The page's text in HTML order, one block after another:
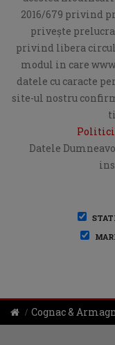
2016/679 privind
privește
privind libera
modul in care
datele cu caracte
site-ul nostru
Datele
Cognac &